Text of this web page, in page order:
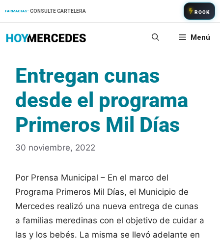
FARMACIAS: CONSULTE CARTELERA ROCK
Menú
Entregan cunas
desde el programa
Primeros Mil Días
30 noviembre, 2022
Por Prensa Municipal – En el marco del
Programa Primeros Mil Días, el Municipio de
Mercedes realizó una nueva entrega de cunas
a familias meredinas con el objetivo de cuidar a
las y los bebés. La misma se llevó adelante en